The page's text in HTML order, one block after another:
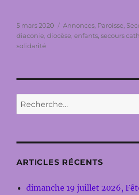
Publié
le
5 mars 2020 Catégories
Annonces, Paroisse,
diaconie,diocèse,enfants,secours
solidarité
Recherche
pour :
ARTICLES RÉCENTS
dimanche 19 juillet 2026,